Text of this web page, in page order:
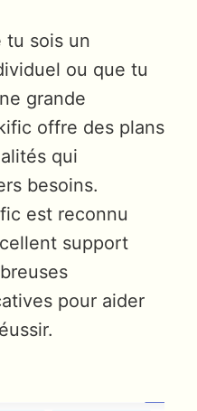
tu sois un
ou que tu
grande
offre des plans
qui
besoins.
est reconnu
support
pour aider